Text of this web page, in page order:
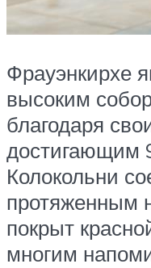
Фрауэнкирхе
высоким
благодаря
достигающим
Колокольни
протяженным
покрыт
многим